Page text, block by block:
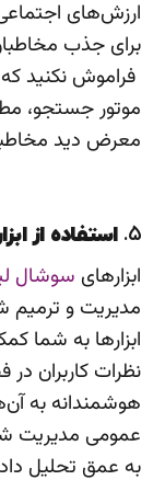
ارزش‌های
برای جذب
فراموش نکنید که
موتور جستجو،
معرض دید
۵. استفاده از
ابزارهای سوشال
مدیریت و ترمیم
ابزارها به شما
نظرات کاربران
هوشمندانه به
عمومی مدیریت
به عمق تحلیل